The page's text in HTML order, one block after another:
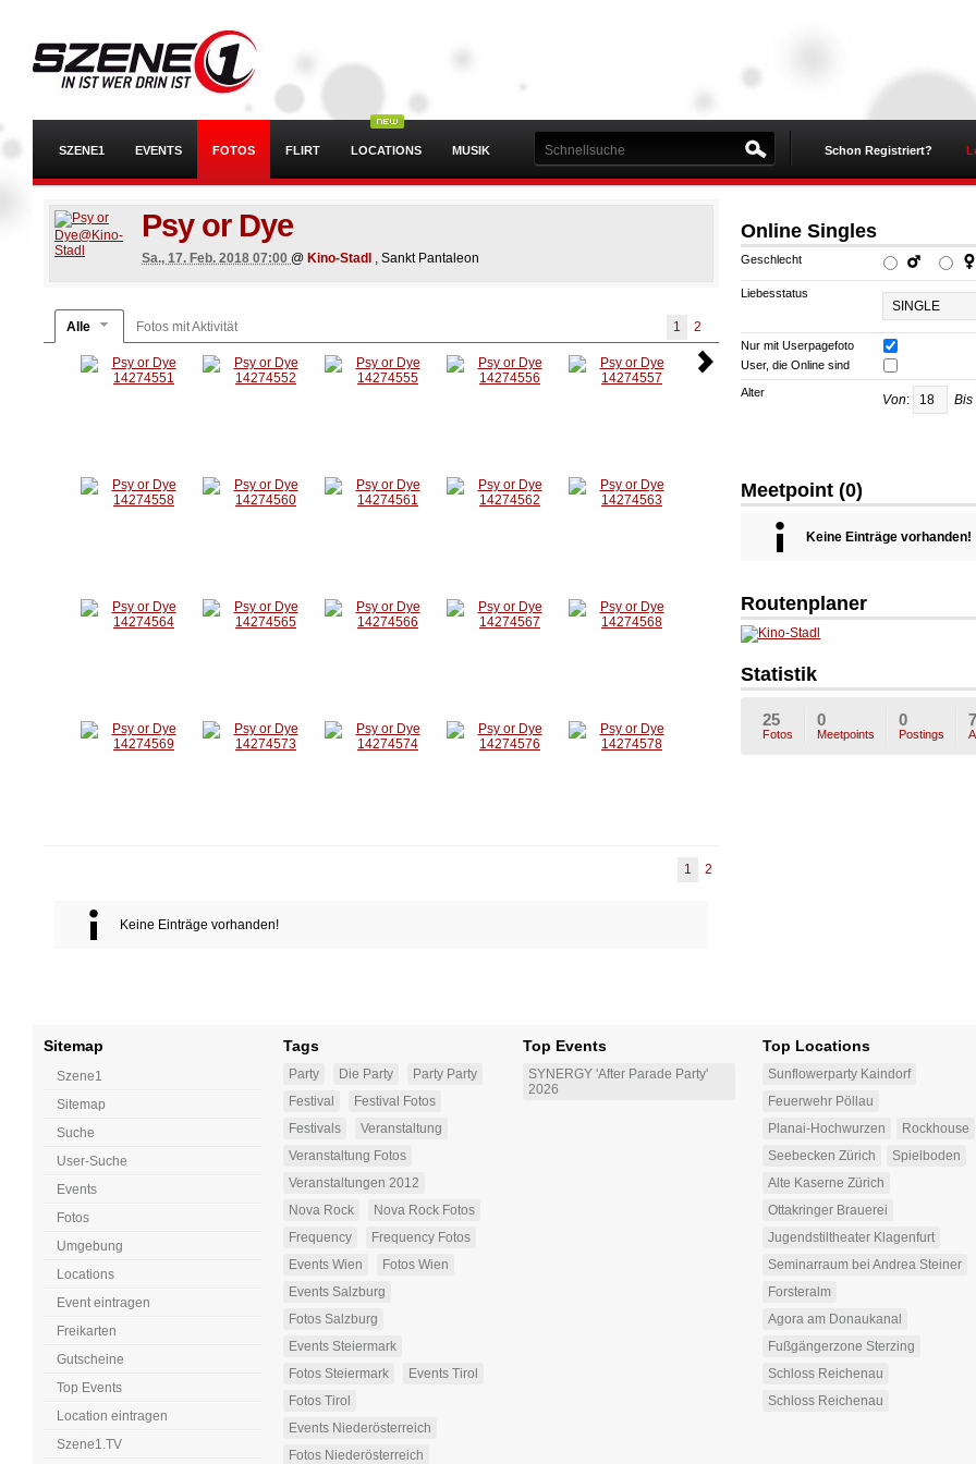
SZENE1 EVENTS FOTOS FLIRT LOCATIONS MUSIK Schon Registriert?
Psy or Dye
Sa., 17. Feb. 2018 07:00 @ Kino-Stadl , Sankt Pantaleon
Alle Fotos mit Aktivität 1 2
1 2
Keine Einträge vorhanden!
Online Singles
Geschlecht
Liebesstatus
Nur mit Userpagefoto
User, die Online sind
Alter Von: Bis
Meetpoint (0)
Keine Einträge vorhanden!
Routenplaner
Statistik
25
Fotos
0
Meetpoints
0
Postings
Sitemap
Szene1
Sitemap
Suche
User-Suche
Events
Fotos
Umgebung
Locations
Event eintragen
Freikarten
Gutscheine
Top Events
Location eintragen
Szene1.TV
Tags
Party Die Party
Party Party
Festival
Festival Fotos
Festivals
Veranstaltung
Veranstaltung Fotos
Veranstaltungen 2012
Nova Rock
Nova Rock Fotos
Frequency
Frequency Fotos
Events Wien
Fotos Wien
Events Salzburg
Fotos Salzburg
Events Steiermark
Fotos Steiermark
Events Tirol
Fotos Tirol
Events Niederösterreich
Fotos Niederösterreich
Top Events
SYNERGY 'After Parade Party'
2026
Top Locations
Sunflowerparty Kaindorf
Feuerwehr Pöllau
Planai-Hochwurzen
Rockhouse
Seebecken Zürich
Spielboden
Alte Kaserne Zürich
Ottakringer Brauerei
Jugendstiltheater Klagenfurt
Seminarraum bei Andrea Steiner
Forsteralm
Agora am Donaukanal
Fußgängerzone Sterzing
Schloss Reichenau
Schloss Reichenau